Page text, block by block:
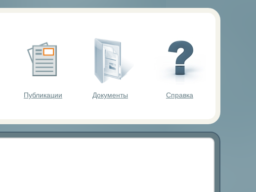
Публикации Документы Справка